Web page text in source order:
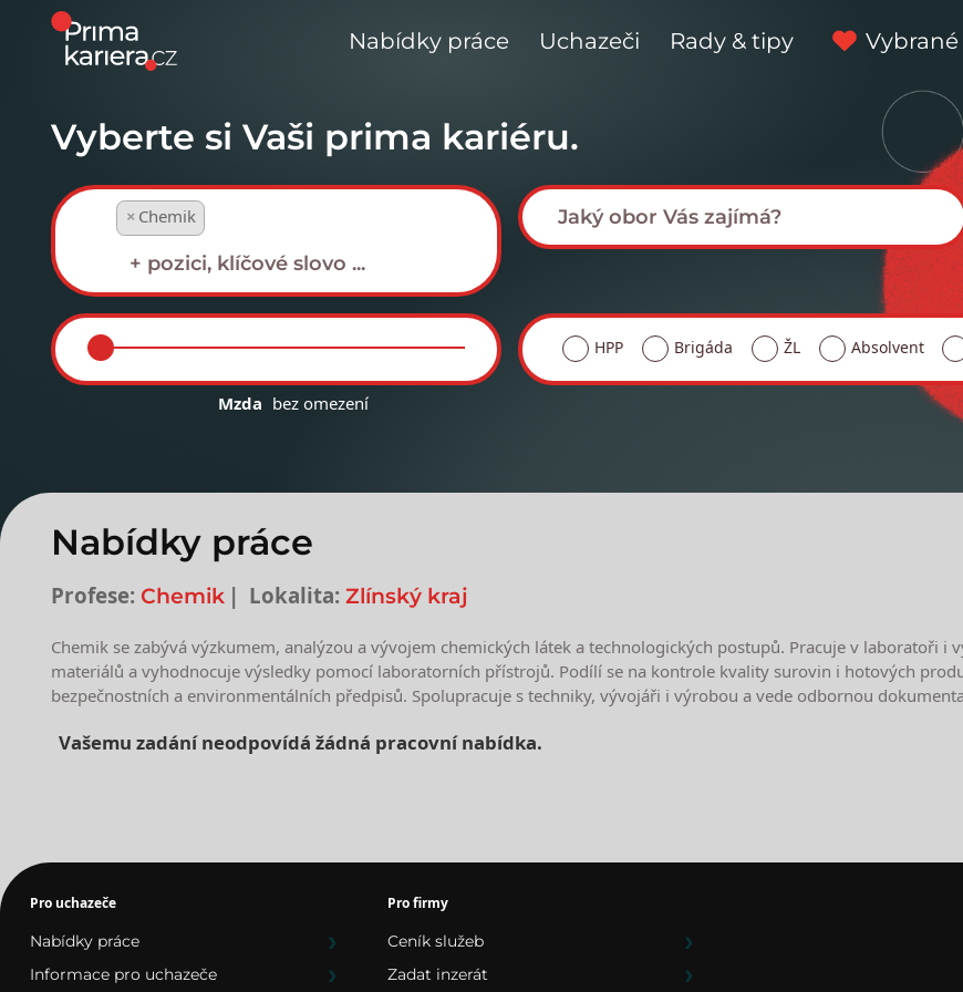
Nabídky práce Uchazeči Rady & tipy
Vyberte si Vaši prima kariéru.
× Chemik
Mzda bez omezení
HPP Brigáda ŽL Absolvent
Nabídky práce
Profese: Chemik Lokalita: Zlínský kraj
Chemik se zabývá výzkumem, analýzou a vývojem chemických látek a technologických postupů. Pracuje v laboratoři
materiálů a vyhodnocuje výsledky pomocí laboratorních přístrojů. Podílí se na kontrole kvality surovin i hotových
bezpečnostních a environmentálních předpisů. Spolupracuje s techniky, vývojáři i výrobou a vede odbornou
Vašemu zadání neodpovídá žádná pracovní nabídka.
Pro uchazeče
Nabídky práce
Informace pro uchazeče
Pro firmy
Ceník služeb
Zadat inzerát